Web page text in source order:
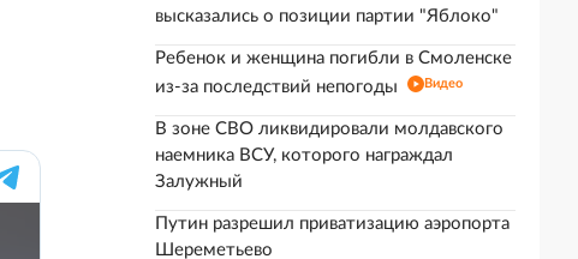
высказались о позиции партии "Яблоко"
Ребенок и женщина погибли в Смоленске
из-за последствий непогоды
Видео
В зоне СВО ликвидировали молдавского
наемника ВСУ, которого награждал
Залужный
Путин разрешил приватизацию аэропорта
Шереметьево